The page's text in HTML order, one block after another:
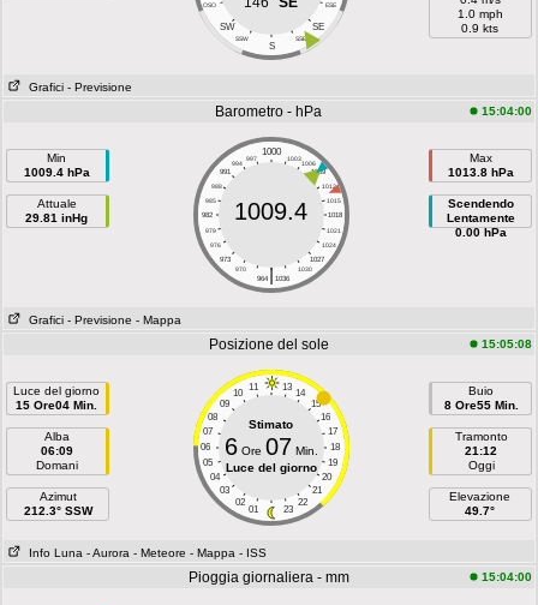
OSO ESE
SW SE
SSW SSE
S
1.0 mph
0.9 kts
Grafici - Previsione
Barometro - hPa 15:04:00
Min
1009.4 hPa
Attuale
29.81 inHg
1000
997 1003
994
1006
991
1009
988
1012
985
1015
982
1018
979
1021
976
1024
973
1027
970
1030
|
964 1036
1009.4
Max
1013.8 hPa
Scendendo
Lentamente
0.00 hPa
Grafici - Previsione - Mappa
Posizione del sole 15:05:08
Luce del giorno
15 Ore04 Min.
Alba
06:09
Domani
Azimut
212.3° SSW
11 13
10
14
09
15
08
16
07
17
06
18
05
19
04
20
03
21
02
22
01 23
Stimato
6Ore 07 Min.
Luce del giorno
Buio
8 Ore55 Min.
Tramonto
21:12
Oggi
Elevazione
49.7°
Info Luna - Aurora - Meteore - Mappa - ISS
Pioggia giornaliera - mm 15:04:00